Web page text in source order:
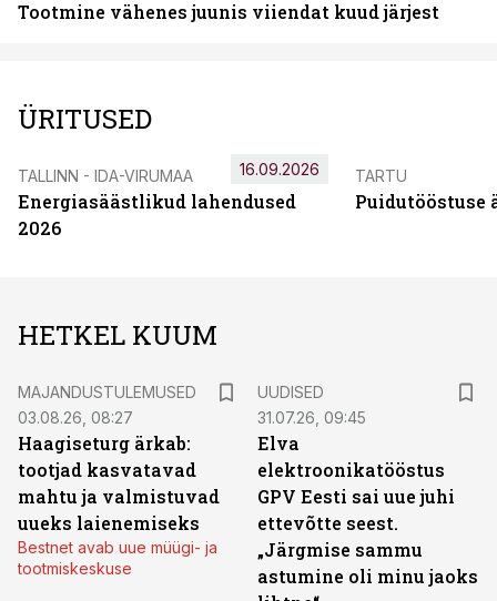
Tootmine vähenes juunis viiendat kuud järjest
ÜRITUSED
TALLINN - IDA-VIRUMAA
Energiasäästlikud lahendused
2026
16.09.2026 TARTU
Puidutööstuse
HETKEL KUUM
MAJANDUSTULEMUSED
03.08.26, 08:27
Haagiseturg ärkab:
tootjad kasvatavad
mahtu ja valmistuvad
uueks laienemiseks
Bestnet avab uue müügi- ja
tootmiskeskuse
UUDISED
31.07.26, 09:45
Elva
elektroonikatööstus
GPV Eesti sai uue juhi
ettevõtte seest.
„Järgmise sammu
astumine oli minu jaoks